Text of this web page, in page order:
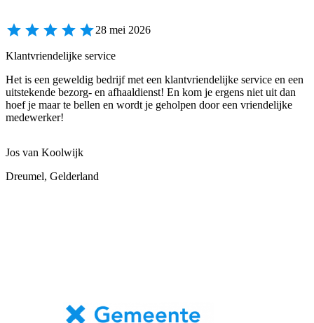
28 mei 2026
Klantvriendelijke service
Het is een geweldig bedrijf met een klantvriendelijke service en een
uitstekende bezorg- en afhaaldienst! En kom je ergens niet uit dan
hoef je maar te bellen en wordt je geholpen door een vriendelijke
medewerker!
Jos van Koolwijk
Dreumel, Gelderland